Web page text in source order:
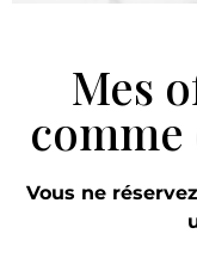
Mes
Vous ne